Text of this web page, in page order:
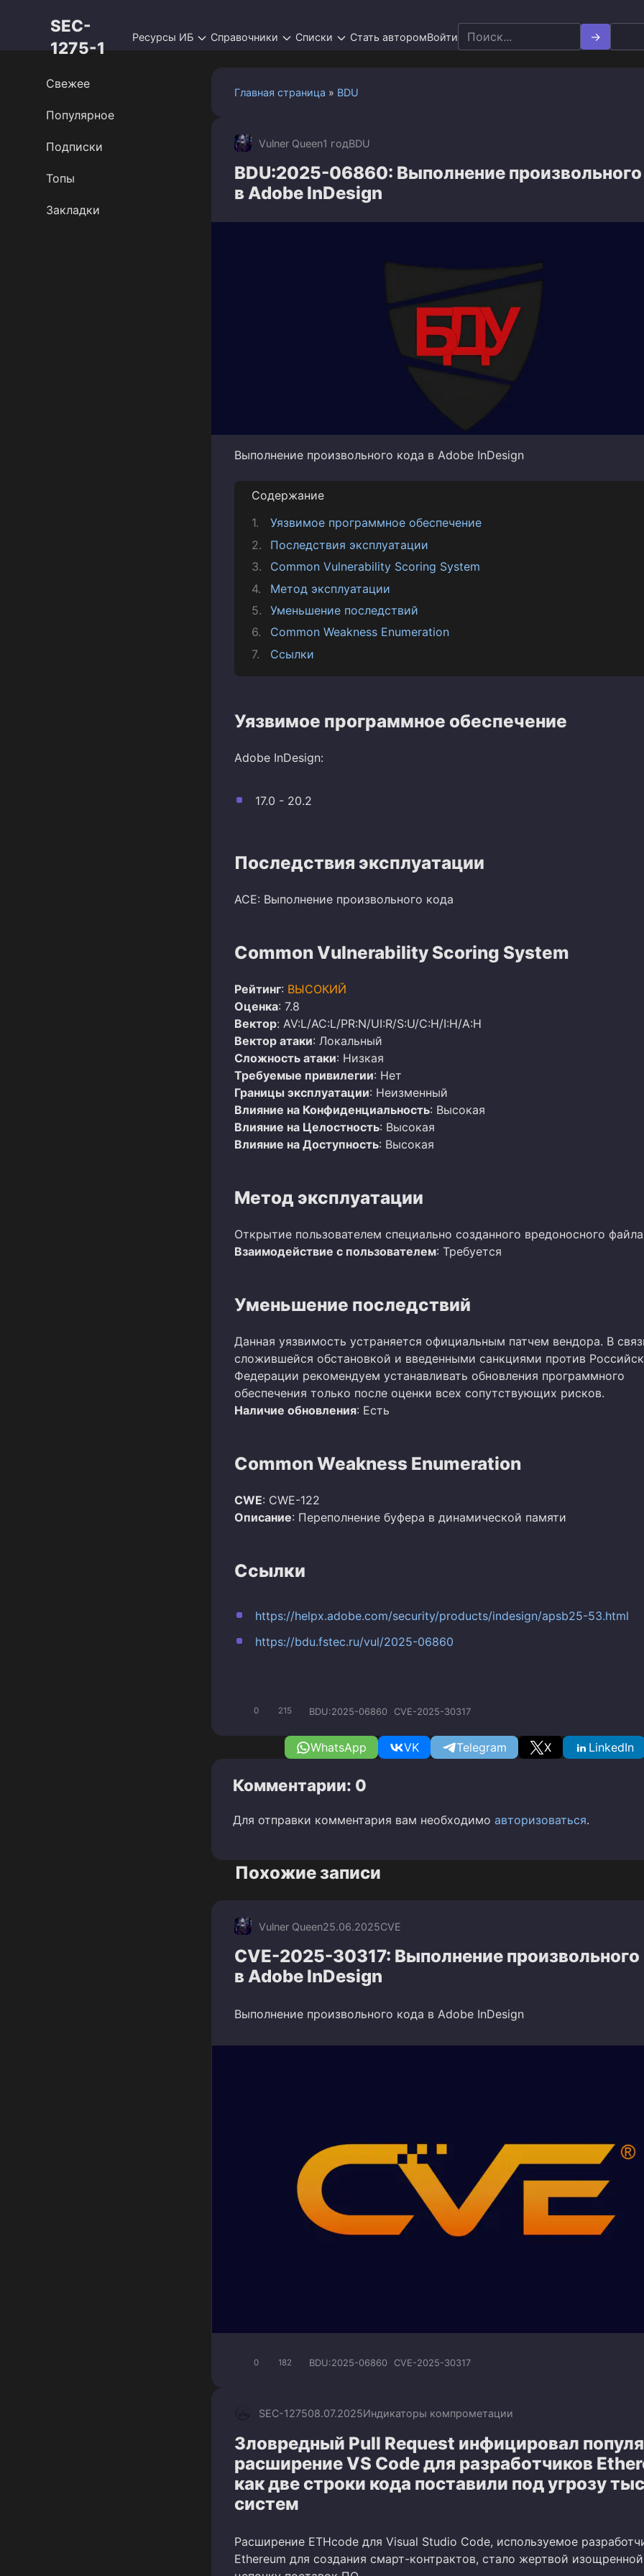
SEC-
1275-1
Ресурсы ИБ Справочники Списки Стать авторомВойти Search
for:
Главная страница » BDU
Vulner Queen1 годBDU
BDU:2025-06860: Выполнение
в Adobe InDesign
Выполнение произвольного кода в Adobe InDesign
Содержание
Уязвимое программное обеспечение
Последствия эксплуатации
Common Vulnerability Scoring System
Метод эксплуатации
Уменьшение последствий
Common Weakness Enumeration
Ссылки
Уязвимое программное обеспечение
Adobe InDesign:
17.0 - 20.2
Последствия эксплуатации
ACE: Выполнение произвольного кода
Common Vulnerability Scoring System
Рейтинг: ВЫСОКИЙ
Оценка: 7.8
Вектор: AV:L/AC:L/PR:N/UI:R/S:U/C:H/I:H/A:H
Вектор атаки: Локальный
Сложность атаки: Низкая
Требуемые привилегии: Нет
Границы эксплуатации: Неизменный
Влияние на Конфиденциальность: Высокая
Влияние на Целостность: Высокая
Влияние на Доступность: Высокая
Метод эксплуатации
Открытие пользователем специально созданного вредоносного
Взаимодействие с пользователем: Требуется
Уменьшение последствий
Данная уязвимость устраняется официальным патчем вендора. В
сложившейся обстановкой и введенными санкциями против
Федерации рекомендуем устанавливать обновления программного
обеспечения только после оценки всех сопутствующих рисков.
Наличие обновления: Есть
Common Weakness Enumeration
CWE: CWE-122
Описание: Переполнение буфера в динамической памяти
Ссылки
https://helpx.adobe.com/security/products/indesign/apsb25-53.html
https://bdu.fstec.ru/vul/2025-06860
0 215 BDU:2025-06860 CVE-2025-30317
WhatsApp VK Telegram X LinkedIn
Комментарии: 0
Для отправки комментария вам необходимо авторизоваться.
Похожие записи
Vulner Queen25.06.2025CVE
CVE-2025-30317: Выполнение произвольного
в Adobe InDesign
Выполнение произвольного кода в Adobe InDesign
0 182 BDU:2025-06860 CVE-2025-30317
SEC-127508.07.2025Индикаторы компрометации
Зловредный Pull Request инфицировал
расширение VS Code для разработчиков
как две строки кода поставили под угрозу
систем
Расширение ETHcode для Visual Studio Code, используемое
Ethereum для создания смарт-контрактов, стало жертвой
Свежее
Популярное
Подписки
Топы
Закладки